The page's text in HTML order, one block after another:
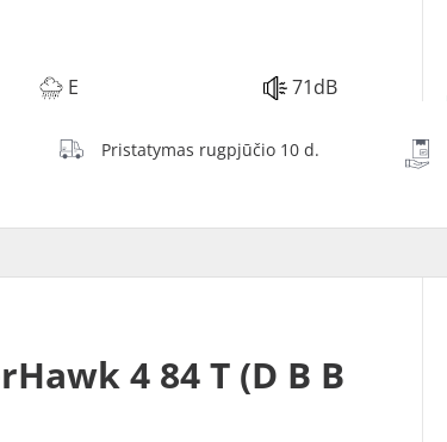
E 71dB
Pristatymas rugpjūčio 10 d.
4 84 T (D B B